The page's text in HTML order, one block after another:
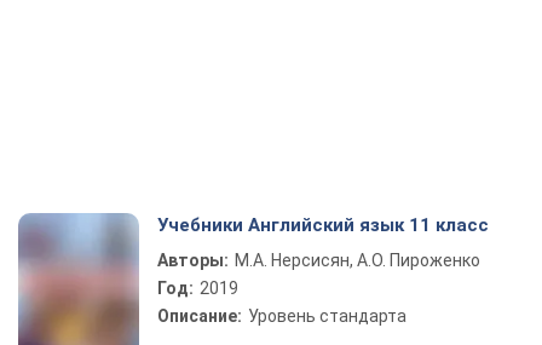
Учебники Английский язык 11 класс
Авторы: М.А. Нерсисян, А.О. Пироженко
Год: 2019
Описание: Уровень стандарта